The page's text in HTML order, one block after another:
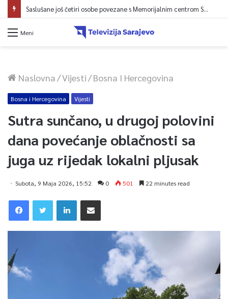
Saslušane još četiri osobe povezane s Memorijalnim centrom Srebrenica, na spisku ukupno 26
Meni
Naslovna/Vijesti/Bosna I Hercegovina
Bosna i Hercegovina Vijesti
Sutra sunčano, u drugoj polovini
dana povećanje oblačnosti sa
juga uz rijedak lokalni pljusak
Subota, 9 Maja 2026, 15:52 0 501 22 minutes read